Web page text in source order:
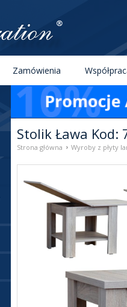
Zamówienia
Stolik Ława Kod:
Strona główna › Wyroby z płyty